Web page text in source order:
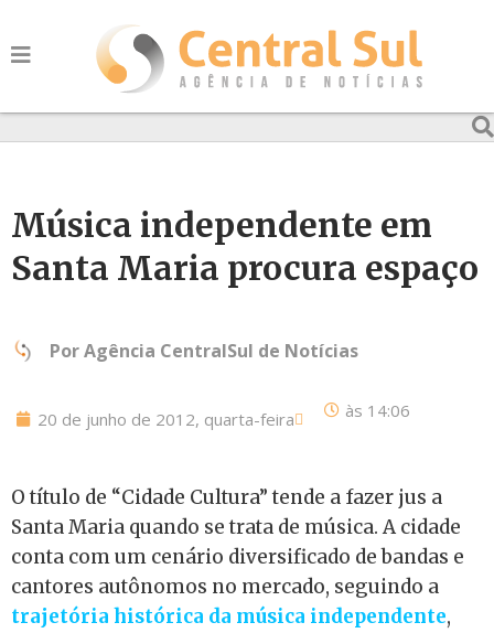
Música independente em
Santa Maria procura espaço
PorAgência CentralSul de Notícias
20 de junho de 2012, quarta-feira às 14:06
O título de “Cidade Cultura” tende a fazer jus a
Santa Maria quando se trata de música. A cidade
conta com um cenário diversificado de bandas e
cantores autônomos no mercado, seguindo a
trajetória histórica da música independente,